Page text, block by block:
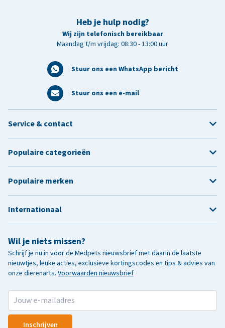
Heb je hulp nodig?
Wij zijn telefonisch bereikbaar
Maandag t/m vrijdag: 08:30 - 13:00 uur
Stuur ons een WhatsApp bericht
Stuur ons een e-mail
Wil je niets missen?
Schrijf je nu in voor de Medpets nieuwsbrief met daarin de laatste
nieuwtjes, leuke acties, exclusieve kortingscodes en tips & advies van
onze dierenarts. Voorwaarden nieuwsbrief
Inschrijven
Service & contact
Populaire categorieën
Populaire merken
Internationaal